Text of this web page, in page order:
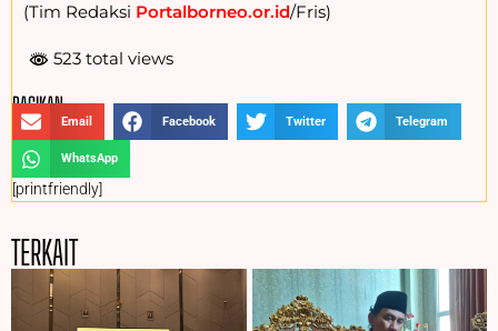
(Tim Redaksi Portalborneo.or.id/Fris)
523 total views
BAGIKAN :
Email Facebook Twitter Telegram
WhatsApp
[printfriendly]
TERKAIT